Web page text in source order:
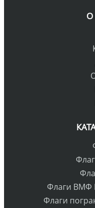
О
Флаги ВМФ
Флаги